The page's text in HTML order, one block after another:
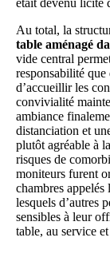
Au total, la
table aménagé
vide central
responsabilité que
d’accueillir les
convivialité
ambiance
distanciation et
plutôt agréable à
risques de
moniteurs furent
chambres
lesquels d’autres
sensibles à leur
table, au service